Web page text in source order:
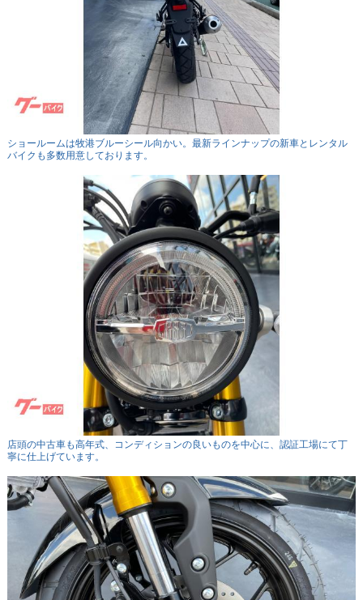
ショールームは牧港ブルーシール向かい。最新ラインナップの新車とレンタル
バイクも多数用意しております。
店頭の中古車も高年式、コンディションの良いものを中心に、認証工場にて丁
寧に仕上げています。